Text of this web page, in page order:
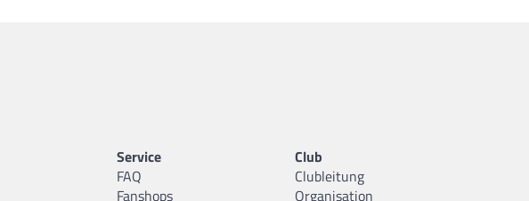
Service
FAQ
Fanshops
Club
Clubleitung
Organisation